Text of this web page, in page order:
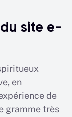
site e-
en
de
gramme très